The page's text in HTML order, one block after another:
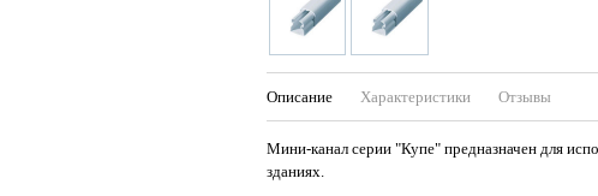
Описание Характеристики Отзывы
Мини-канал серии "Купе" предназначен для
зданиях.